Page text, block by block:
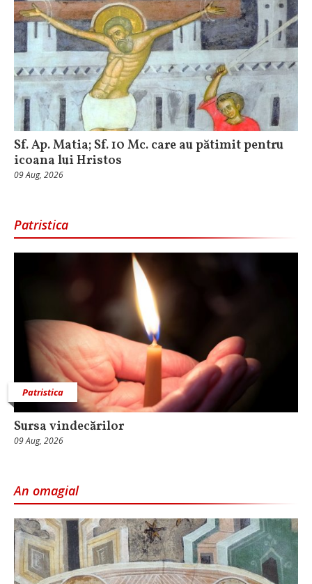
Sf. Ap. Matia; Sf. 10 Mc. care au pătimit pentru
icoana lui Hristos
09 Aug, 2026
Patristica
Patristica
Sursa vindecărilor
09 Aug, 2026
An omagial